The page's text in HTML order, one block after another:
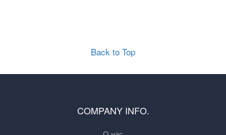
Back to Top
COMPANY INFO.